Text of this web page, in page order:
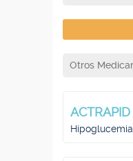
Otros